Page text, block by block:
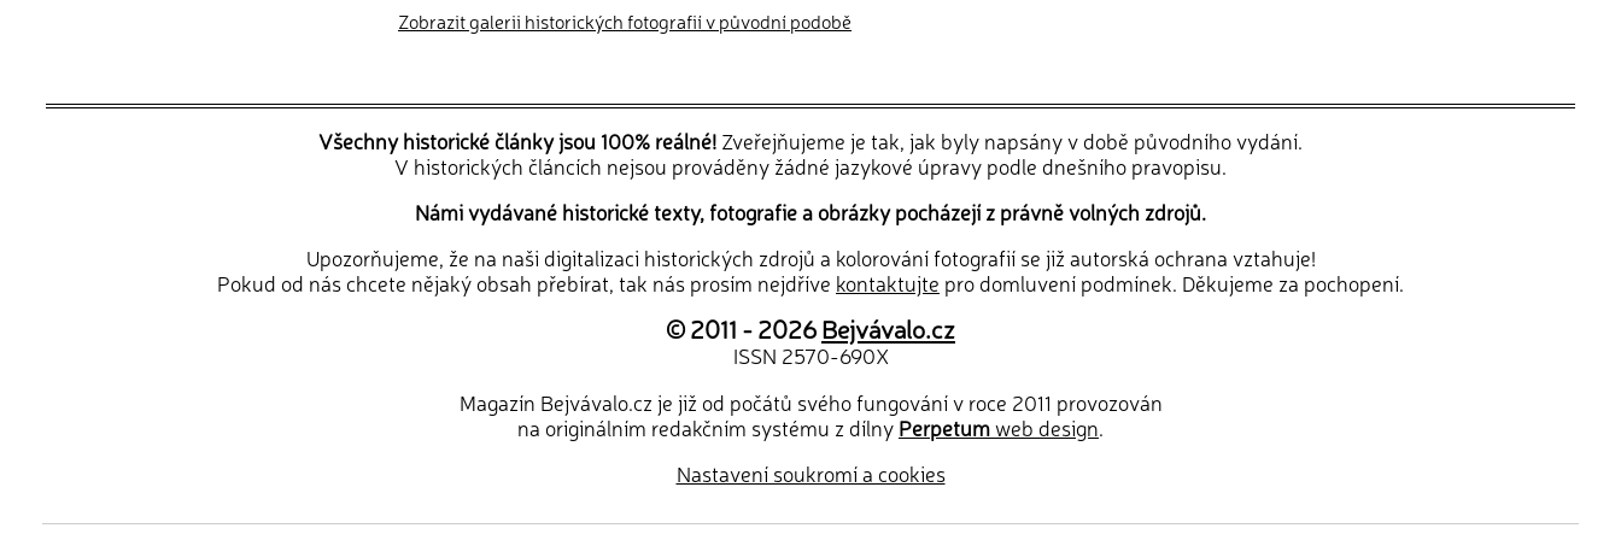
Zobrazit galerii historických fotografií v původní podobě
Všechny historické články jsou 100% reálné! Zveřejňujeme je tak, jak byly napsány v době původního vydání.
V historických článcích nejsou prováděny žádné jazykové úpravy podle dnešního pravopisu.
Námi vydávané historické texty, fotografie a obrázky pocházejí z právně volných zdrojů.
Upozorňujeme, že na naši digitalizaci historických zdrojů a kolorování fotografií se již autorská ochrana vztahuje!
Pokud od nás chcete nějaký obsah přebírat, tak nás prosím nejdříve kontaktujte pro domluvení podmínek. Děkujeme za pochopení.
© 2011 - 2026Bejvávalo.cz
ISSN 2570-690X
Magazín Bejvávalo.cz je již od počátů svého fungování v roce 2011 provozován
na originálním redakčním systému z dílny Perpetumweb design
Nastavení soukromí a cookies